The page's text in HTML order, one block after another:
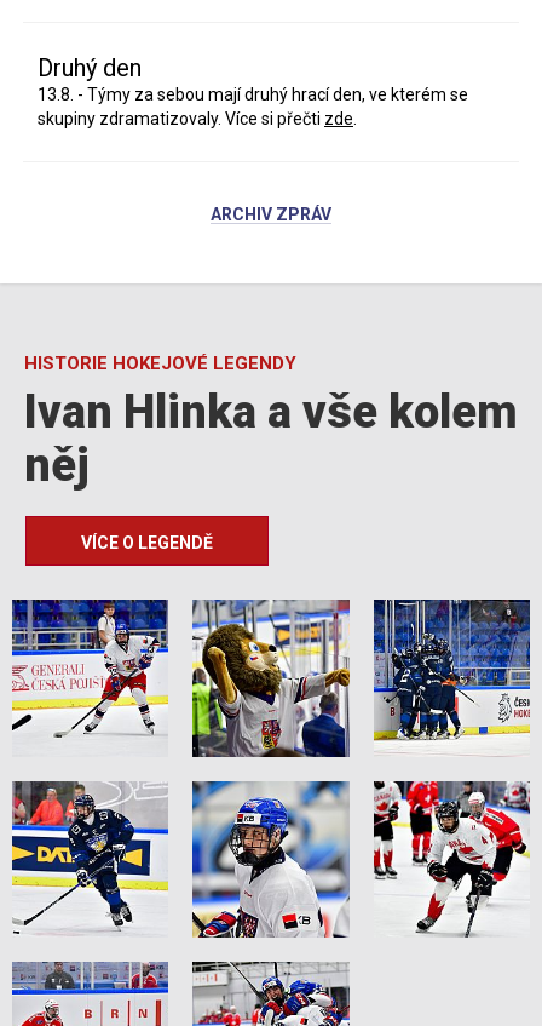
Druhý den
13.8. - Týmy za sebou mají druhý hrací den, ve kterém se
skupiny zdramatizovaly. Více si přečti zde.
ARCHIV ZPRÁV
HISTORIE HOKEJOVÉ LEGENDY
Ivan Hlinka a vše kolem
něj
VÍCE O LEGENDĚ